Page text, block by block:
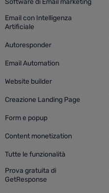
Software di Email marketing
Email con Intelligenza
Artificiale
Autoresponder
Email Automation
Website builder
Creazione Landing Page
Form e popup
Content monetization
Tutte le funzionalità
Prova gratuita di
GetResponse